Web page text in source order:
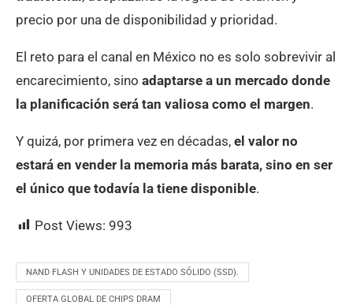
precio por una de disponibilidad y prioridad.
El reto para el canal en México no es solo sobrevivir al
encarecimiento, sino adaptarse a un mercado donde
la planificación será tan valiosa como el margen.
Y quizá, por primera vez en décadas, el valor no
estará en vender la memoria más barata, sino en ser
el único que todavía la tiene disponible.
Post Views: 993
NAND FLASH Y UNIDADES DE ESTADO SÓLIDO (SSD).
OFERTA GLOBAL DE CHIPS DRAM